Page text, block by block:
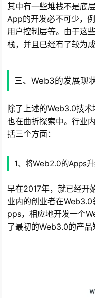
其中有一些堆栈不是底
App的开发必不可少，
用户控制层等。由于这
栈，并且已经有了较为
三、Web3的发展现
除了上述的Web3.0技
也在曲折探索中。行业
括三个方面：
1、将Web2.0的Apps
早在2017年，就已经开
业内的创业者在
pps，相应地开发一个
了最初的Web3.0的产品